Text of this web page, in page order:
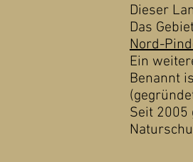
Dieser
Das
Nord-
Ein
Benannt
Seit 2005